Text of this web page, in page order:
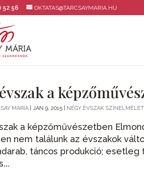
52 56 OKTATAS@TARCSAYMARIA.HU
a
MÁRIA |JAN 9, 2015 NÉGY ÉVSZAK SZÍNELMÉLET
a képzőművészetben
nem találunk az évszakok
táncos produkció;